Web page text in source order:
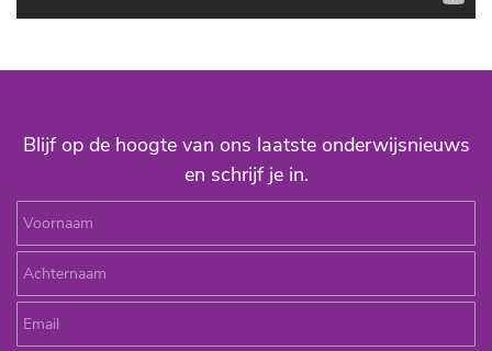
Blijf op de hoogte van ons laatste onderwijsnieuws
en schrijf je in.